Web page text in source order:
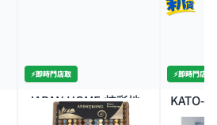
⚡️即時門店取
JAPAN HOME-炫彩地
墊 37X57CM
⚡️即時門店取
KATO-